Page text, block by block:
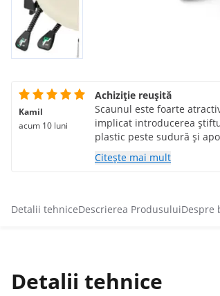
Kamil
acum 10 luni
Achiziție reușită
Scaunul este foarte
implicat introducerea
plastic peste sudură și
puțin de 5 minute. Îl
Citește mai mult
Detalii tehniceDescrierea ProdusuluiDespre
Detalii tehnice